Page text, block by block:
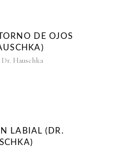
DE OJOS
Dr. Hauschka
LABIAL (DR.